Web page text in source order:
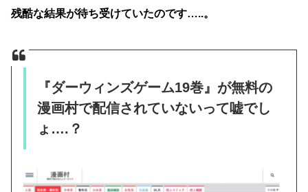
残酷な結果が待ち受けていたのです…..。
『ダーウィンズゲーム19巻』が無料の
漫画村で配信されていないって嘘でし
ょ….？